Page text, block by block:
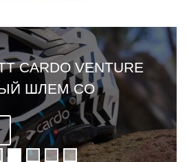
CARDO VENTURE
ШЛЕМ СО
ГАРНИТУРОЙ